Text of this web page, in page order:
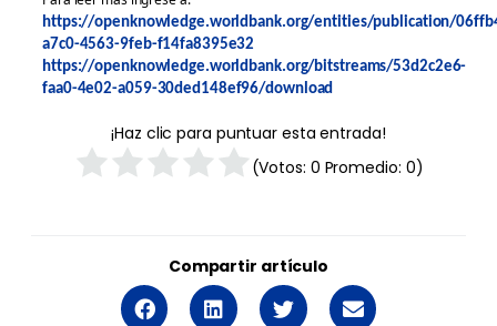
https://openknowledge.worldbank.org/entities/publication/
a7c0-4563-9feb-f14fa8395e32
https://openknowledge.worldbank.org/bitstreams/53d2c2e6-
faa0-4e02-a059-30ded148ef96/download
¡Haz clic para puntuar esta entrada!
(Votos: 0 Promedio: 0)
Compartir artículo